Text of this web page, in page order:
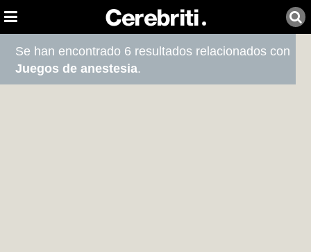
Se han encontrado 6 resultados relacionados con
Juegos de anestesia.